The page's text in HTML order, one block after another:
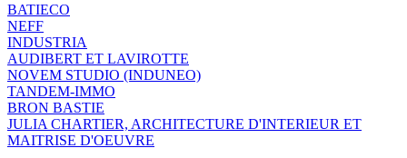
BATIECO
NEFF
INDUSTRIA
AUDIBERT ET LAVIROTTE
NOVEM STUDIO (INDUNEO)
TANDEM-IMMO
BRON BASTIE
JULIA CHARTIER, ARCHITECTURE D'INTERIEUR ET
MAITRISE D'OEUVRE